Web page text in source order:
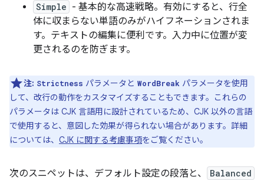
Simple - 基本的な高速戦略。有効にすると、行全
体に収まらない単語のみがハイフネーションされま
す。テキストの編集に便利です。入力中に位置が変
更されるのを防ぎます。
注: Strictness パラメータと WordBreak パラメータを使用
して、改行の動作をカスタマイズすることもできます。これらの
パラメータは CJK 言語用に設計されているため、CJK 以外の言語
で使用すると、意図した効果が得られない場合があります。詳細
については、 CJK に関する考慮事項をご覧ください。
次のスニペットは、デフォルト設定の段落と、 Balanced